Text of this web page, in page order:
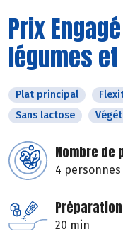
Prix
légumes
Plat principal
Sans lactose
Nombre de
4 personnes
Préparation
20 min